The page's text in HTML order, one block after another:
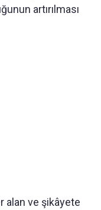
artırılması
alan ve şikâyete